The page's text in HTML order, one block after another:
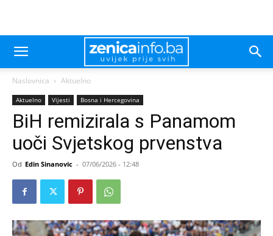
Naslovnica Aktuelno
Aktuelno Vijesti Bosna i Hercegovina
BiH remizirala s Panamom
uoči Svjetskog prvenstva
Od Edin Sinanovic - 07/06/2026 - 12:48